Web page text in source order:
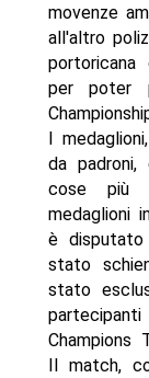
movenze
all'altro
per poter
I
da
cose più
medaglioni
è disputato
stato
stato
Il match,